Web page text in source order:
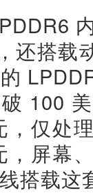
还搭载
100
，仅处
，屏幕
搭载这